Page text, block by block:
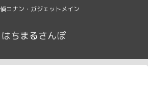
コナン・ガジェットメイン
はちまるさんぽ